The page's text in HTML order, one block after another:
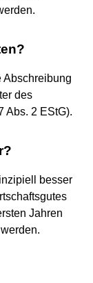
Abschreibung
des
Abs. 2 EStG).
besser
Jahren